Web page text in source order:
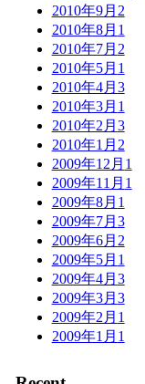
2010年9月 2
2010年8月 1
2010年7月 2
2010年5月 1
2010年4月 3
2010年3月 1
2010年2月 3
2010年1月 2
2009年12月 1
2009年11月 1
2009年8月 1
2009年7月 3
2009年6月 2
2009年5月 1
2009年4月 3
2009年3月 3
2009年2月 1
2009年1月 1